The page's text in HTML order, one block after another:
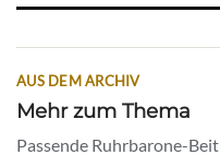
AUS DEM ARCHIV
Mehr zum Thema
Passende Ruhrbarone-